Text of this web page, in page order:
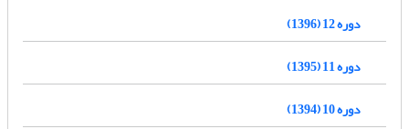
دوره 12 (1396)
دوره 11 (1395)
دوره 10 (1394)